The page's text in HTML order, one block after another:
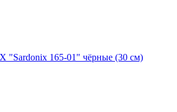
"Sardonix 165-01" чёрные (30 см)